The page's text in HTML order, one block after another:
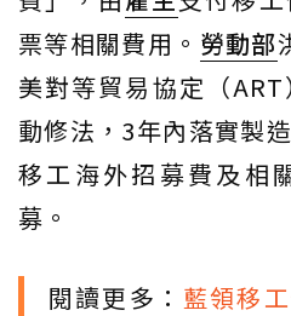
票等相關費用。 勞動部
美對等貿易協定（
動修法，3年內落實製
移工海外招募費及相
募。
閱讀更多： 藍領移